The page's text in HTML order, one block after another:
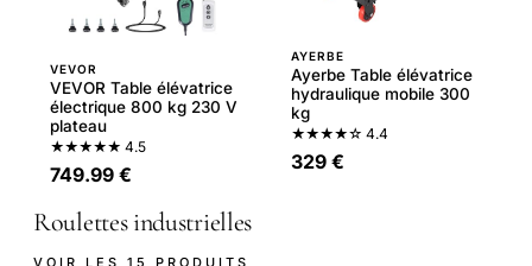
VEVOR
VEVOR Table élévatrice
électrique 800 kg 230 V
plateau
★★★★★ 4.5
749.99 €
AYERBE
Ayerbe Table élévatrice
hydraulique mobile 300
kg
★★★★☆ 4.4
329 €
Roulettes industrielles